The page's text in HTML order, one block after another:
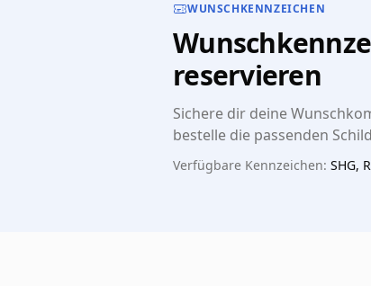
WUNSCHKENNZEICHEN
reservieren
Sichere dir deine
bestelle die passenden
Verfügbare Kennzeichen: SHG,